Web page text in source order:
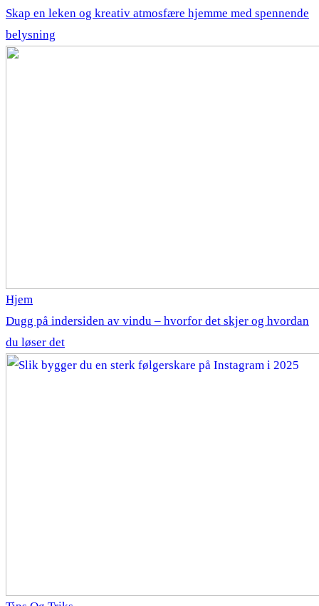
Skap en leken og kreativ atmosfære hjemme med spennende
belysning
Hjem
Dugg på indersiden av vindu – hvorfor det skjer og hvordan
du løser det